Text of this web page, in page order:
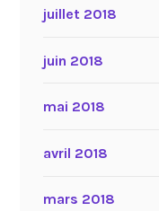
juillet 2018
juin 2018
mai 2018
avril 2018
mars 2018